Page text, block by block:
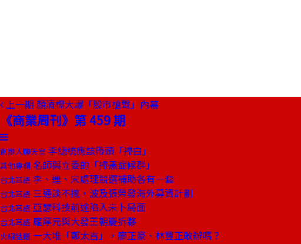
上一期 顏清標大爆「股市槍聲」內幕
《商業周刊》第 459 期
創辦人聊天室 李總統應該帶頭「掃白」
其他專欄 名師與立委的「掃黑症候群」
台北耳語 李、連、宋處理競選補助各有一套
台北耳語 三通談不攏，波及張榮發海外募資計劃
台北耳語 亞瑟科技前途陷入未卜局面
台北耳語 龐厚元與大發王朝慶拆夥
火線話題 一大堆「鄭太吉」，廖正豪、林豐正敢辦嗎？